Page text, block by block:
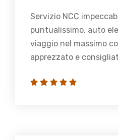
Servizio NCC
puntualissimo, auto
viaggio nel massimo
apprezzato e